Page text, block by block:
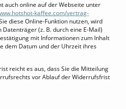
auch online auf der Webseite unter
kaffee.com/vertrag-
diese Online-Funktion nutzen, wird
(z. B. durch eine E-Mail)
mit Informationen zum Inhalt
dem Datum und der Uhrzeit ihres
reicht es aus, dass Sie die Mitteilung
vor Ablauf der Widerrufsfrist